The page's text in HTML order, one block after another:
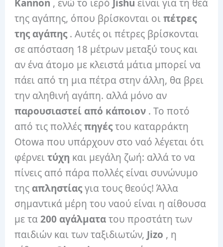
Kannon , ενώ το ιερό Jishu είναι για τη θεά
της αγάπης, όπου βρίσκονται οιπέτρες
της αγάπης. Αυτές οι πέτρες βρίσκονται
σε απόσταση 18 μέτρων μεταξύ τους και
αν ένα άτομο με κλειστά μάτια μπορεί να
πάει από τη μια πέτρα στην άλλη, θα βρει
την αληθινή αγάπη. αλλά μόνο αν
παρουσιαστεί από κάποιον . Το ποτό
από τις πολλέςπηγέςτου καταρράκτη
Otowa που υπάρχουν στο ναό λέγεται ότι
φέρνειτύχη και μεγάλη ζωή: αλλά το να
πίνεις από πάρα πολλές είναι συνώνυμο
της απληστίαςγια τους θεούς! Άλλα
σημαντικά μέρη του ναού είναι η αίθουσα
με τα200 αγάλματατου προστάτη των
παιδιών και των ταξιδιωτών, Jizo , η